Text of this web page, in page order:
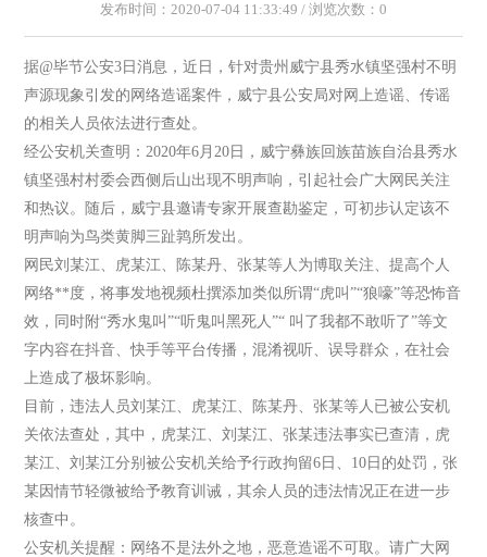
发布时间：2020-07-04 11:33:49 / 浏览次数： 0
据@毕节公安3日消息，近日，针对贵州威宁县秀水镇坚强村不明
声源现象引发的网络造谣案件，威宁县公安局对网上造谣、传谣
的相关人员依法进行查处。
经公安机关查明：2020年6月20日，威宁彝族回族苗族自治县秀水
镇坚强村村委会西侧后山出现不明声响，引起社会广大网民关注
和热议。随后，威宁县邀请专家开展查勘鉴定，可初步认定该不
明声响为鸟类黄脚三趾鹑所发出。
网民刘某江、虎某江、陈某丹、张某等人为博取关注、提高个人
网络**度，将事发地视频杜撰添加类似所谓“虎叫”“狼嚎”等恐怖音
效，同时附“秀水鬼叫”“听鬼叫黑死人”“ 叫了我都不敢听了”等文
字内容在抖音、快手等平台传播，混淆视听、误导群众，在社会
上造成了极坏影响。
目前，违法人员刘某江、虎某江、陈某丹、张某等人已被公安机
关依法查处，其中，虎某江、刘某江、张某违法事实已查清，虎
某江、刘某江分别被公安机关给予行政拘留6日、10日的处罚，张
某因情节轻微被给予教育训诫，其余人员的违法情况正在进一步
核查中。
公安机关提醒：网络不是法外之地，恶意造谣不可取。请广大网